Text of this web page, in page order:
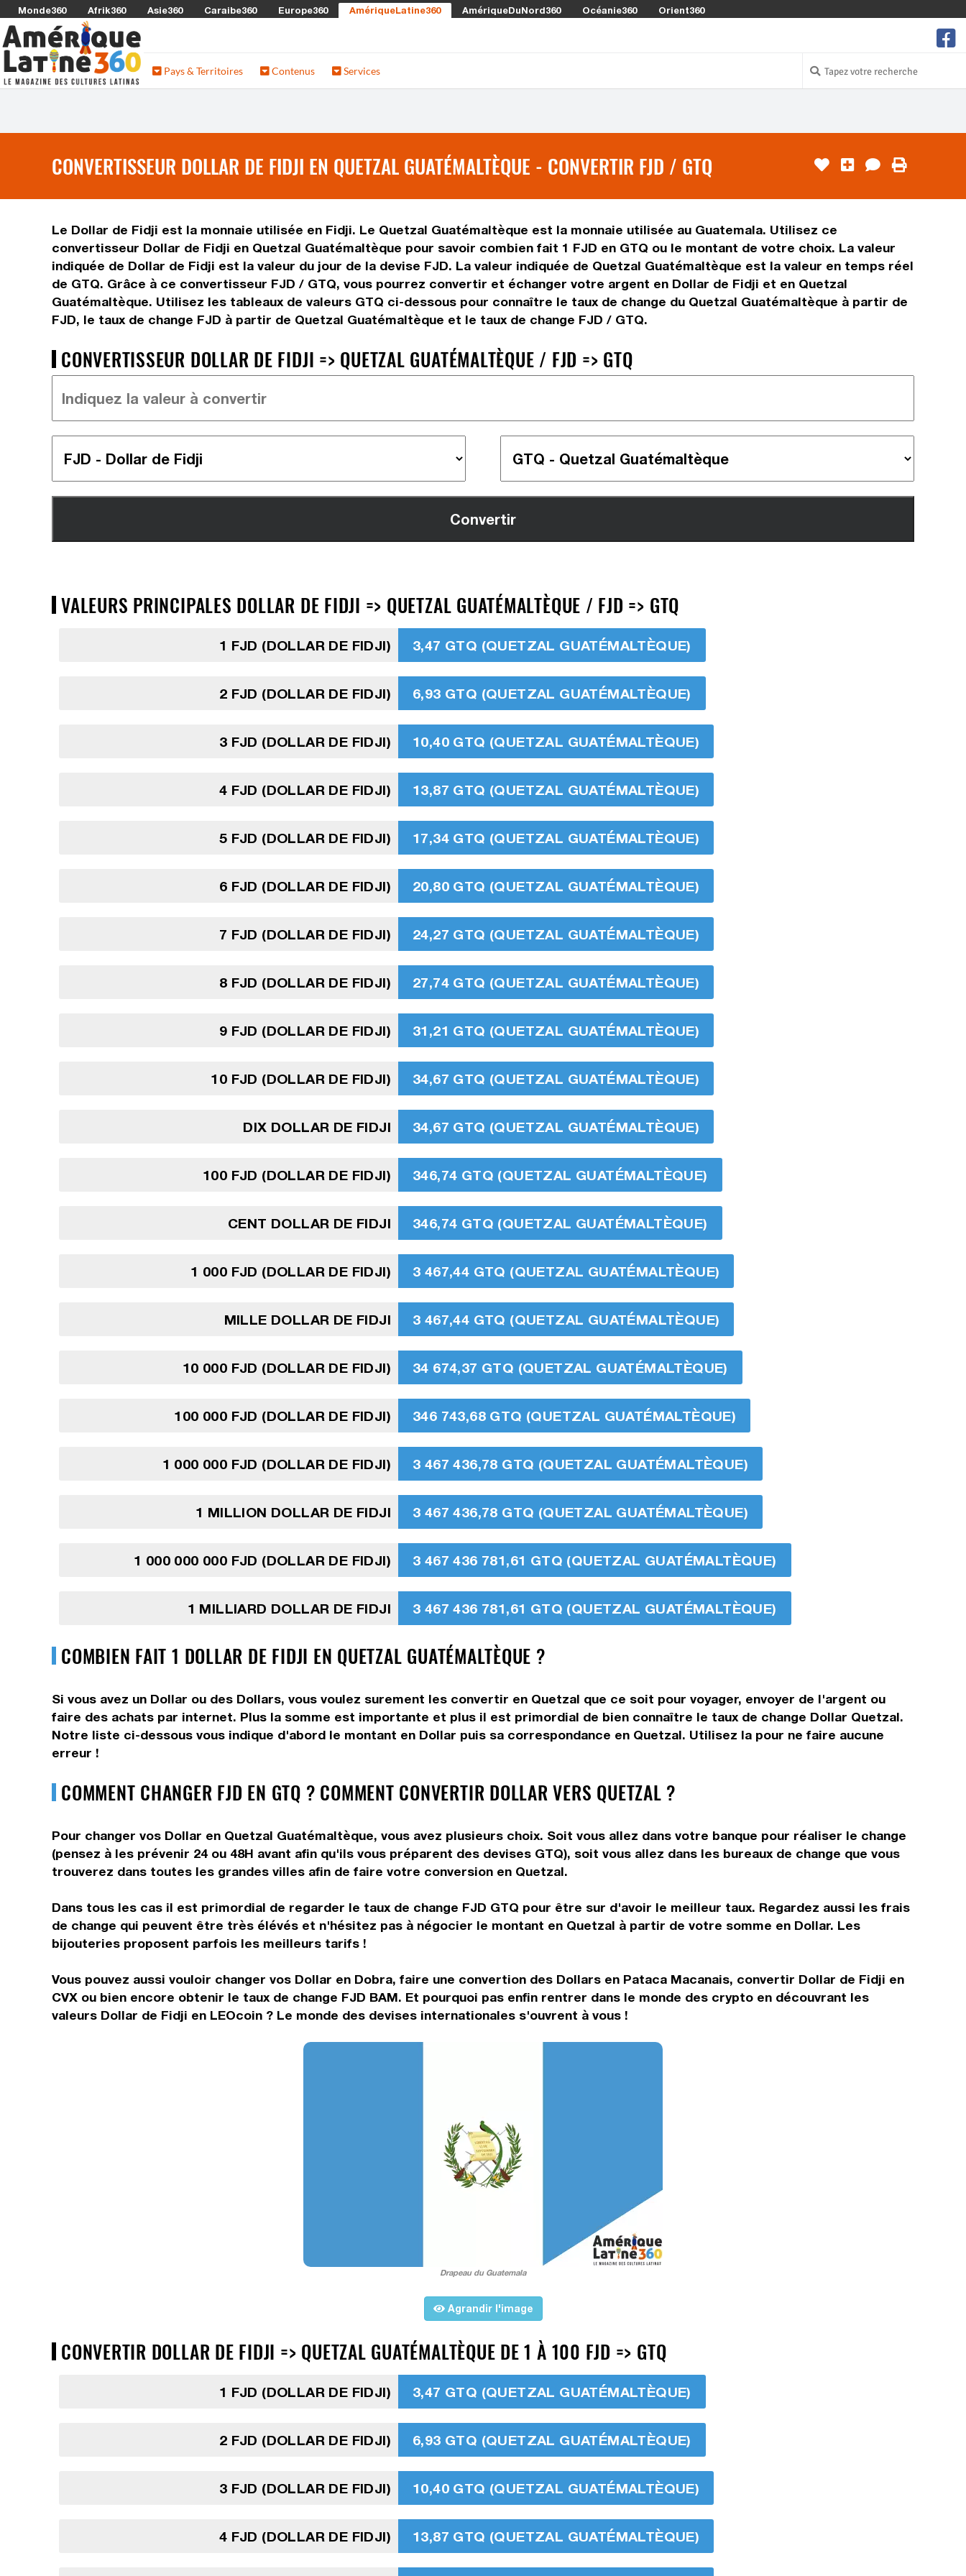
Monde360 Afrik360 Asie360 Caraibe360 Europe360 AmériqueLatine360 AmériqueDuNord360 Océanie360 Orient360
Pays & Territoires Contenus Services
CONVERTISSEUR DOLLAR DE FIDJI EN QUETZAL GUATÉMALTÈQUE - CONVERTIR FJD / GTQ
Le Dollar de Fidji est la monnaie utilisée en Fidji. Le Quetzal Guatémaltèque est la monnaie utilisée au Guatemala. Utilisez ce
convertisseur Dollar de Fidji en Quetzal Guatémaltèque pour savoir combien fait 1 FJD en GTQ ou le montant de votre choix. La valeur
indiquée de Dollar de Fidji est la valeur du jour de la devise FJD. La valeur indiquée de Quetzal Guatémaltèque est la valeur en temps réel
de GTQ. Grâce à ce convertisseur FJD / GTQ, vous pourrez convertir et échanger votre argent en Dollar de Fidji et en Quetzal
Guatémaltèque. Utilisez les tableaux de valeurs GTQ ci-dessous pour connaître le taux de change du Quetzal Guatémaltèque à partir de
FJD, le taux de change FJD à partir de Quetzal Guatémaltèque et le taux de change FJD / GTQ.
CONVERTISSEUR DOLLAR DE FIDJI => QUETZAL GUATÉMALTÈQUE / FJD => GTQ
VALEURS PRINCIPALES DOLLAR DE FIDJI => QUETZAL GUATÉMALTÈQUE / FJD => GTQ
1 FJD (DOLLAR DE FIDJI) 3,47 GTQ (QUETZAL GUATÉMALTÈQUE)
2 FJD (DOLLAR DE FIDJI) 6,93 GTQ (QUETZAL GUATÉMALTÈQUE)
3 FJD (DOLLAR DE FIDJI) 10,40 GTQ (QUETZAL GUATÉMALTÈQUE)
4 FJD (DOLLAR DE FIDJI) 13,87 GTQ (QUETZAL GUATÉMALTÈQUE)
5 FJD (DOLLAR DE FIDJI) 17,34 GTQ (QUETZAL GUATÉMALTÈQUE)
6 FJD (DOLLAR DE FIDJI) 20,80 GTQ (QUETZAL GUATÉMALTÈQUE)
7 FJD (DOLLAR DE FIDJI) 24,27 GTQ (QUETZAL GUATÉMALTÈQUE)
8 FJD (DOLLAR DE FIDJI) 27,74 GTQ (QUETZAL GUATÉMALTÈQUE)
9 FJD (DOLLAR DE FIDJI) 31,21 GTQ (QUETZAL GUATÉMALTÈQUE)
10 FJD (DOLLAR DE FIDJI) 34,67 GTQ (QUETZAL GUATÉMALTÈQUE)
DIX DOLLAR DE FIDJI 34,67 GTQ (QUETZAL GUATÉMALTÈQUE)
100 FJD (DOLLAR DE FIDJI) 346,74 GTQ (QUETZAL GUATÉMALTÈQUE)
CENT DOLLAR DE FIDJI 346,74 GTQ (QUETZAL GUATÉMALTÈQUE)
1 000 FJD (DOLLAR DE FIDJI) 3 467,44 GTQ (QUETZAL GUATÉMALTÈQUE)
MILLE DOLLAR DE FIDJI 3 467,44 GTQ (QUETZAL GUATÉMALTÈQUE)
10 000 FJD (DOLLAR DE FIDJI) 34 674,37 GTQ (QUETZAL GUATÉMALTÈQUE)
100 000 FJD (DOLLAR DE FIDJI) 346 743,68 GTQ (QUETZAL GUATÉMALTÈQUE)
1 000 000 FJD (DOLLAR DE FIDJI) 3 467 436,78 GTQ (QUETZAL GUATÉMALTÈQUE)
1 MILLION DOLLAR DE FIDJI 3 467 436,78 GTQ (QUETZAL GUATÉMALTÈQUE)
1 000 000 000 FJD (DOLLAR DE FIDJI) 3 467 436 781,61 GTQ (QUETZAL GUATÉMALTÈQUE)
1 MILLIARD DOLLAR DE FIDJI 3 467 436 781,61 GTQ (QUETZAL GUATÉMALTÈQUE)
COMBIEN FAIT 1 DOLLAR DE FIDJI EN QUETZAL GUATÉMALTÈQUE ?
Si vous avez un Dollar ou des Dollars, vous voulez surement les convertir en Quetzal que ce soit pour voyager, envoyer de l'argent ou
faire des achats par internet. Plus la somme est importante et plus il est primordial de bien connaître le taux de change Dollar Quetzal.
Notre liste ci-dessous vous indique d'abord le montant en Dollar puis sa correspondance en Quetzal. Utilisez la pour ne faire aucune
erreur !
COMMENT CHANGER FJD EN GTQ ? COMMENT CONVERTIR DOLLAR VERS QUETZAL ?
Pour changer vos Dollar en Quetzal Guatémaltèque, vous avez plusieurs choix. Soit vous allez dans votre banque pour réaliser le change
(pensez à les prévenir 24 ou 48H avant afin qu'ils vous préparent des devises GTQ), soit vous allez dans les bureaux de change que vous
trouverez dans toutes les grandes villes afin de faire votre conversion en Quetzal.
Dans tous les cas il est primordial de regarder le taux de change FJD GTQ pour être sur d'avoir le meilleur taux. Regardez aussi les frais
de change qui peuvent être très élévés et n'hésitez pas à négocier le montant en Quetzal à partir de votre somme en Dollar. Les
bijouteries proposent parfois les meilleurs tarifs !
Vous pouvez aussi vouloir changer vos Dollar en Dobra, faire une convertion des Dollars en Pataca Macanais, convertir Dollar de Fidji en
CVX ou bien encore obtenir le taux de change FJD BAM. Et pourquoi pas enfin rentrer dans le monde des crypto en découvrant les
valeurs Dollar de Fidji en LEOcoin ? Le monde des devises internationales s'ouvrent à vous !
Drapeau du Guatemala
Agrandir l'image
CONVERTIR DOLLAR DE FIDJI => QUETZAL GUATÉMALTÈQUE DE 1 À 100 FJD => GTQ
1 FJD (DOLLAR DE FIDJI) 3,47 GTQ (QUETZAL GUATÉMALTÈQUE)
2 FJD (DOLLAR DE FIDJI) 6,93 GTQ (QUETZAL GUATÉMALTÈQUE)
3 FJD (DOLLAR DE FIDJI) 10,40 GTQ (QUETZAL GUATÉMALTÈQUE)
4 FJD (DOLLAR DE FIDJI) 13,87 GTQ (QUETZAL GUATÉMALTÈQUE)